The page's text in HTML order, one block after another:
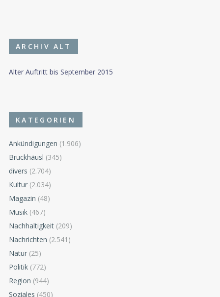
ARCHIV ALT
Alter Auftritt bis September 2015
KATEGORIEN
Ankündigungen (1.906)
Bruckhäusl (345)
divers (2.704)
Kultur (2.034)
Magazin (48)
Musik (467)
Nachhaltigkeit (209)
Nachrichten (2.541)
Natur (25)
Politik (772)
Region (944)
Soziales (450)